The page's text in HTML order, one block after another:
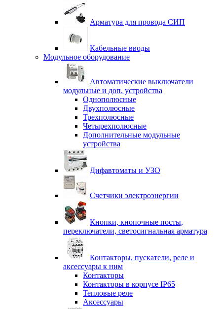
Арматура для провода СИП
Кабельные вводы
Модульное оборудование
Автоматические выключатели
модульные и доп. устройства
Однополюсные
Двухполюсные
Трехполюсные
Четырехполюсные
Дополнительные модульные
устройства
Дифавтоматы и УЗО
Счетчики электроэнергии
Кнопки, кнопочные посты,
переключатели, светосигнальная арматура
Контакторы, пускатели, реле и
аксессуары к ним
Контакторы
Контакторы в корпусе IP65
Тепловые реле
Аксессуары